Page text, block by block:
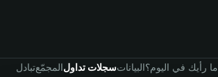
تبادلالمجمّعسجلات تداولالبياناتما رأيك في اليوم؟